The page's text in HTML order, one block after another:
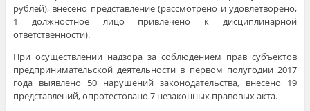
рублей), внесено представление (рассмотрено и удовлетворено,
1 должностное лицо привлечено к дисциплинарной
ответственности).
При осуществлении надзора за соблюдением прав субъектов
предпринимательской деятельности в первом полугодии 2017
года выявлено 50 нарушений законодательства, внесено 19
представлений, опротестовано 7 незаконных правовых акта.